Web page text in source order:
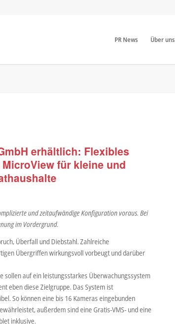
PR News Über uns
erhältlich: Flexibles
für kleine und
und zeitaufwändige Konfiguration voraus. Bei
im Vordergrund.
Überfall und Diebstahl. Zahlreiche
Übergriffen wirkungsvoll vorbeugt und darüber
auf ein leistungsstarkes Überwachungssystem
eben diese Zielgruppe. Das System ist
So können eine bis 16 Kameras eingebunden
außerdem sind eine Gratis-VMS- und eine
inklusive.